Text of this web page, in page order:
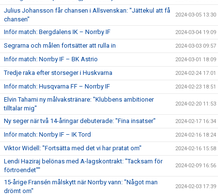
Julius Johansson får chansen i Allsvenskan: "Jättekul att få
chansen"
2024-03-05 13:30
Inför match: Bergdalens IK – Norrby IF 2024-03-04 19:09
Segrarna och målen fortsätter att rulla in 2024-03-03 09:57
Inför match: Norrby IF – BK Astrio 2024-03-01 18:09
Tredje raka efter storseger i Huskvarna 2024-02-24 17:01
Inför match: Husqvarna FF – Norrby IF 2024-02-23 18:51
Elvin Tahami ny målvakstränare: "Klubbens ambitioner
tilltalar mig"
2024-02-20 11:53
Ny seger när två 14-åringar debuterade: "Fina insatser" 2024-02-17 16:34
Inför match: Norrby IF – IK Tord 2024-02-16 18:24
Viktor Widell: "Fortsätta med det vi har pratat om" 2024-02-16 15:58
Lendi Haziraj belönas med A-lagskontrakt: "Tacksam för
förtroendet""
2024-02-09 16:56
15-årige Fransén målskytt när Norrby vann: "Något man
drömt om"
2024-02-03 17:39